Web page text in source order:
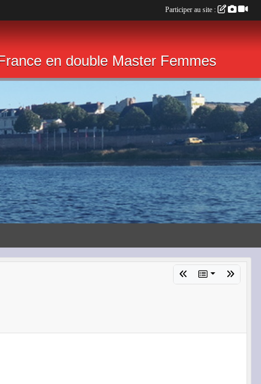
en double Master Femmes
Participer au site :